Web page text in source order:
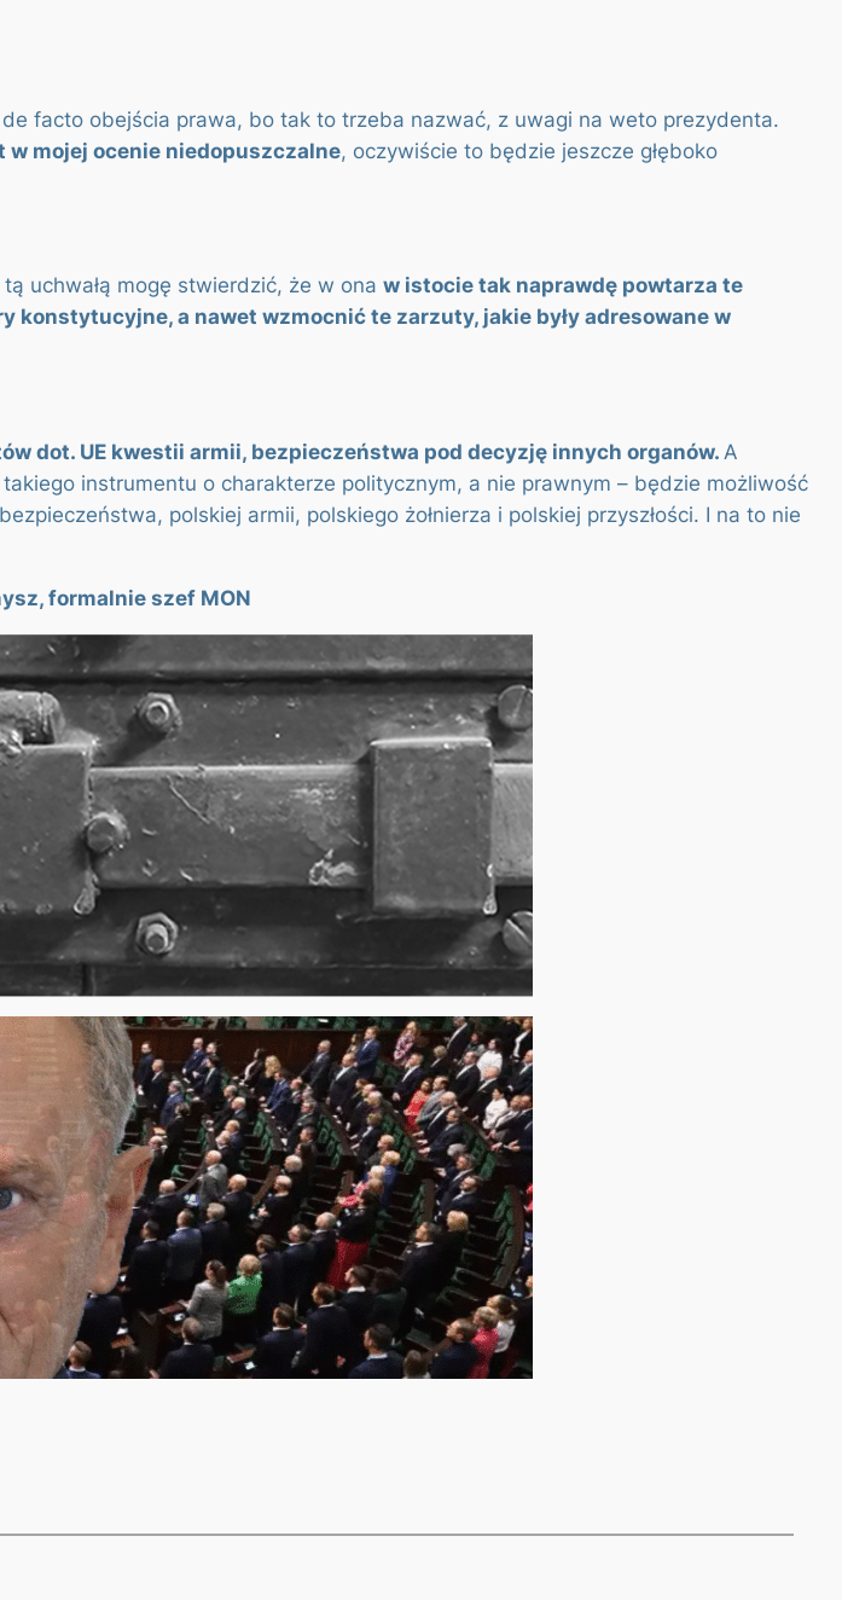
facto obejścia prawa, bo tak to trzeba nazwać, z uwagi na weto prezydenta.
w mojej ocenie niedopuszczalne, oczywiście to będzie jeszcze głęboko
uchwałą mogę stwierdzić, że w ona w istocie tak naprawdę powtarza te
a nawet wzmocnić te zarzuty, jakie były adresowane w
dot. UE kwestii armii, bezpieczeństwa pod decyzję innych organów. A
instrumentu o charakterze politycznym, a nie prawnym – będzie możliwość
polskiej armii, polskiego żołnierza i polskiej przyszłości. I na to nie
formalnie szef MON